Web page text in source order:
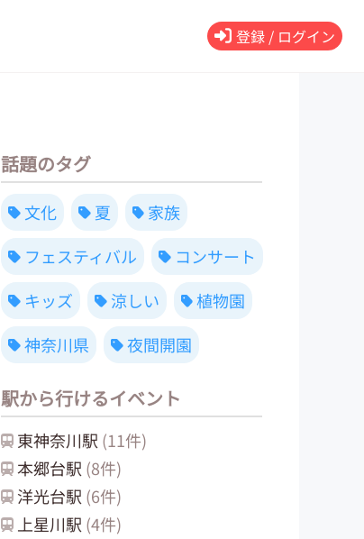
登録 / ログイン
話題のタグ
文化 夏
家族
フェスティバル
コンサート
キッズ
涼しい
植物園
神奈川県
夜間開園
駅から行けるイベント
東神奈川駅 (11件)
本郷台駅 (8件)
洋光台駅 (6件)
上星川駅 (4件)